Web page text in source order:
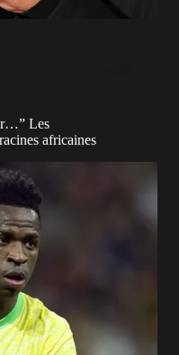
Les
africaines